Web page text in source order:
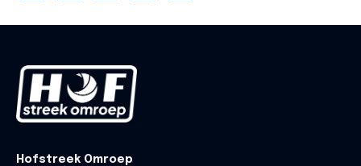
Hofstreek Omroep